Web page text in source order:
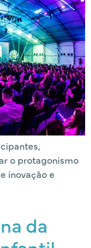
o protagonismo
inovação e
da